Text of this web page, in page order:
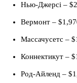
Нью-Джерсі –
Вермонт –
Массачусетс –
Коннектикут –
Род-Айленд –